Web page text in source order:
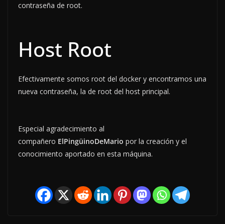
contraseña de root.
Host Root
Efectivamente somos root del docker y encontramos una
nueva contraseña, la de root del host principal.
Especial agradecimiento al
compañero ElPingüinoDeMario por la creación y el
conocimiento aportado en esta máquina.